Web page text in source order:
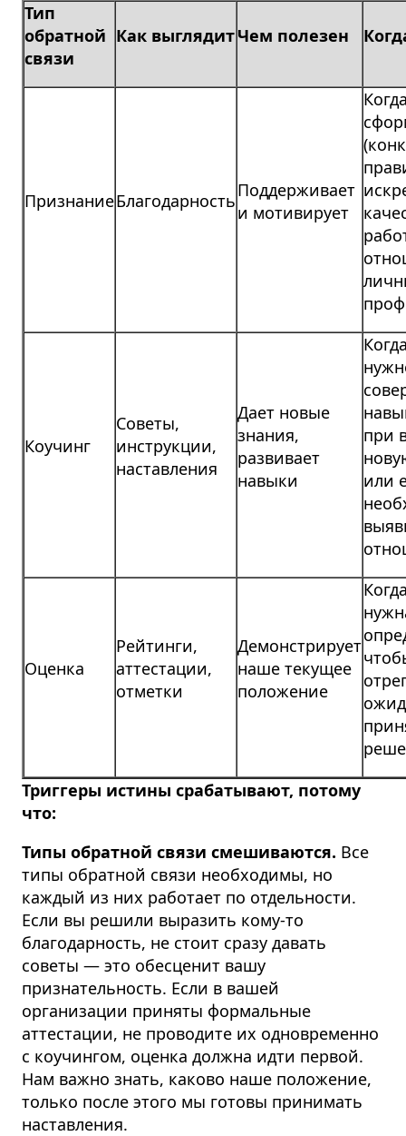
Тип
обратной
связи
Как выглядитЧем полезен
ПризнаниеБлагодарностьПоддерживает
и мотивирует
Коучинг
Советы,
инструкции,
наставления
Дает новые
знания,
развивает
навыки
при
или
Оценка
Рейтинги,
аттестации,
отметки
Демонстрирует
наше текущее
положение
Триггеры истины срабатывают, потому
что:
Типы обратной связи смешиваются. Все
типы обратной связи необходимы, но
каждый из них работает по отдельности.
Если вы решили выразить кому-то
благодарность, не стоит сразу давать
советы — это обесценит вашу
признательность. Если в вашей
организации приняты формальные
аттестации, не проводите их одновременно
с коучингом, оценка должна идти первой.
Нам важно знать, каково наше положение,
только после этого мы готовы принимать
наставления.